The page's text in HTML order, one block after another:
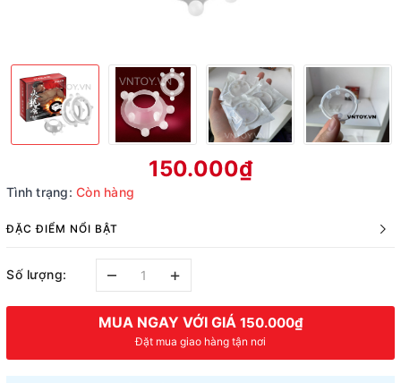
150.000₫
Tình trạng: Còn hàng
ĐẶC ĐIỂM NỔI BẬT
Số lượng: – +
MUA NGAY VỚI GIÁ 150.000₫
Đặt mua giao hàng tận nơi